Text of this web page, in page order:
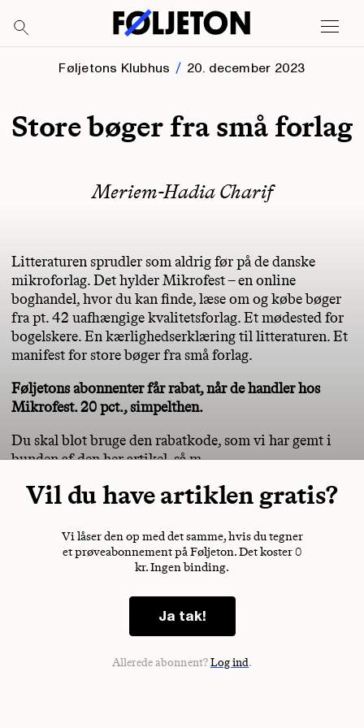
Føljetons Klubhus 20. december 2023
Store bøger fra små forlag
Meriem-Hadia Charif
Litteraturen sprudler som aldrig før på de danske
mikroforlag. Det hylder Mikrofest – en online
boghandel, hvor du kan finde, læse om og købe bøger
fra pt. 42 uafhængige kvalitetsforlag. Et mødested for
bogelskere. En kærlighedserklæring til litteraturen. Et
manifest for store bøger fra små forlag.
Føljetons abonnenter får rabat, når de handler hos
Mikrofest. 20 pct., simpelthen.
Du skal blot bruge den rabatkode, som vi har gemt i
bunden af den her artikel, så m
Vil du have artiklen gratis?
Vi låser den op med det samme, hvis du tegner
et prøveabonnement på Føljeton. Det koster 0
kr. Ingen binding.
Ja tak!
Allerede abonnent?Log ind.